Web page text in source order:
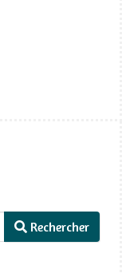
Rechercher